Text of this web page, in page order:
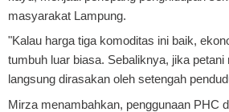
masyarakat Lampung.
"Kalau harga tiga komoditas ini baik,
tumbuh luar biasa. Sebaliknya, jika
langsung dirasakan oleh setengah
Mirza menambahkan, penggunaan PHC